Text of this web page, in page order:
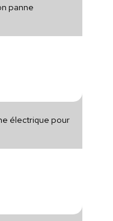
panne
électrique pour